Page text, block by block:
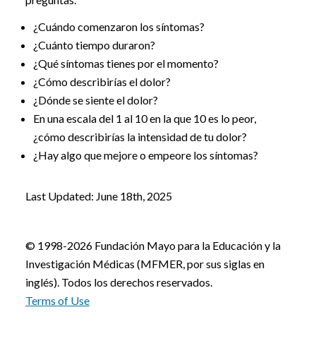
¿Cuándo comenzaron los síntomas?
¿Cuánto tiempo duraron?
¿Qué síntomas tienes por el momento?
¿Cómo describirías el dolor?
¿Dónde se siente el dolor?
En una escala del 1 al 10 en la que 10 es lo peor,
¿cómo describirías la intensidad de tu dolor?
¿Hay algo que mejore o empeore los síntomas?
Last Updated: June 18th, 2025
© 1998-2026 Fundación Mayo para la Educación y la
Investigación Médicas (MFMER, por sus siglas en
inglés). Todos los derechos reservados.
Terms of Use